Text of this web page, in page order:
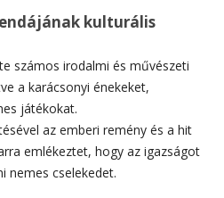
kulturális
számos irodalmi és művészeti
a karácsonyi énekeket,
játékokat.
az emberi remény és a hit
emlékeztet, hogy az igazságot
nemes cselekedet.